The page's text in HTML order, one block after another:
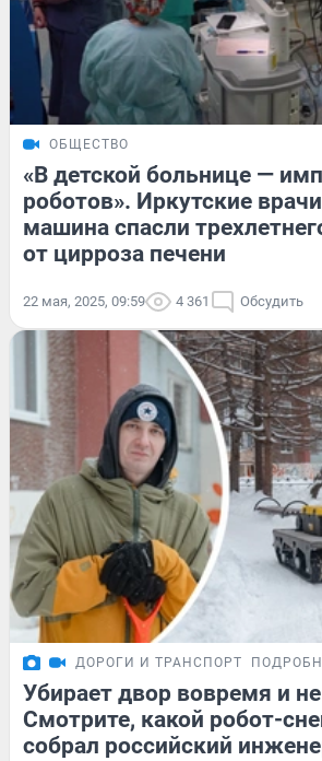
ОБЩЕСТВО
«В детской больнице —
роботов». Иркутские
машина спасли
от цирроза печени
22 мая, 2025, 09:59 4 361 Обсудить
ДОРОГИ И ТРАНСПОРТ
Убирает двор вовремя и
Смотрите, какой робот-
собрал российский